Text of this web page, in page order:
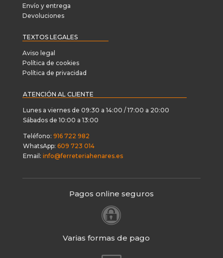
Envío y entrega
Devoluciones
TEXTOS LEGALES
Aviso legal
Política de cookies
Política de privacidad
ATENCIÓN AL CLIENTE
Lunes a viernes de 09:30 a 14:00 / 17:00 a 20:00
Sábados de 10:00 a 13:00
Teléfono: 916 722 982
WhatsApp: 609 723 014
Email: info@ferreteriahenares.es
Pagos online seguros

Varias formas de pago